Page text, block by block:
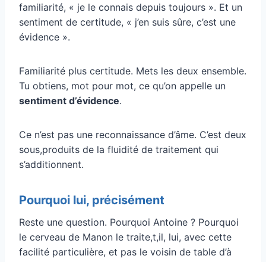
familiarité, « je le connais depuis toujours ». Et un
sentiment de certitude, « j’en suis sûre, c’est une
évidence ».
Familiarité plus certitude. Mets les deux ensemble.
Tu obtiens, mot pour mot, ce qu’on appelle un
sentiment d’évidence.
Ce n’est pas une reconnaissance d’âme. C’est deux
sous,produits de la fluidité de traitement qui
s’additionnent.
Pourquoi lui, précisément
Reste une question. Pourquoi Antoine ? Pourquoi
le cerveau de Manon le traite,t,il, lui, avec cette
facilité particulière, et pas le voisin de table d’à